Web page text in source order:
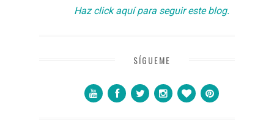
Haz click aquí para seguir este blog.
SÍGUEME